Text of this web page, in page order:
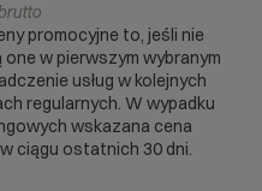
promocyjne to, jeśli nie
w pierwszym wybranym
usług w kolejnych
regularnych. W wypadku
wskazana cena
ciągu ostatnich 30 dni.